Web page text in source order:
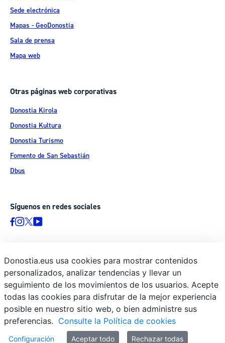
Sede electrónica
Mapas - GeoDonostia
Sala de prensa
Mapa web
Otras páginas web corporativas
Donostia Kirola
Donostia Kultura
Donostia Turismo
Fomento de San Sebastián
Dbus
Síguenos en redes sociales
© Donostiako Udala - Ayuntamiento de Donostia / San Sebastián
Ijentea 1, 20003 Donostia / San Sebastián
Aviso legal
Política de privacidad
Política de cookies
Declaración de accesibilidad
Donostia.eus usa cookies para mostrar contenidos
personalizados, analizar tendencias y llevar un
seguimiento de los movimientos de los usuarios. Acepte
todas las cookies para disfrutar de la mejor experiencia
posible en nuestro sitio web, o bien administre sus
preferencias. Consulte la Política de cookies
Configuración Aceptar todo Rechazar todas